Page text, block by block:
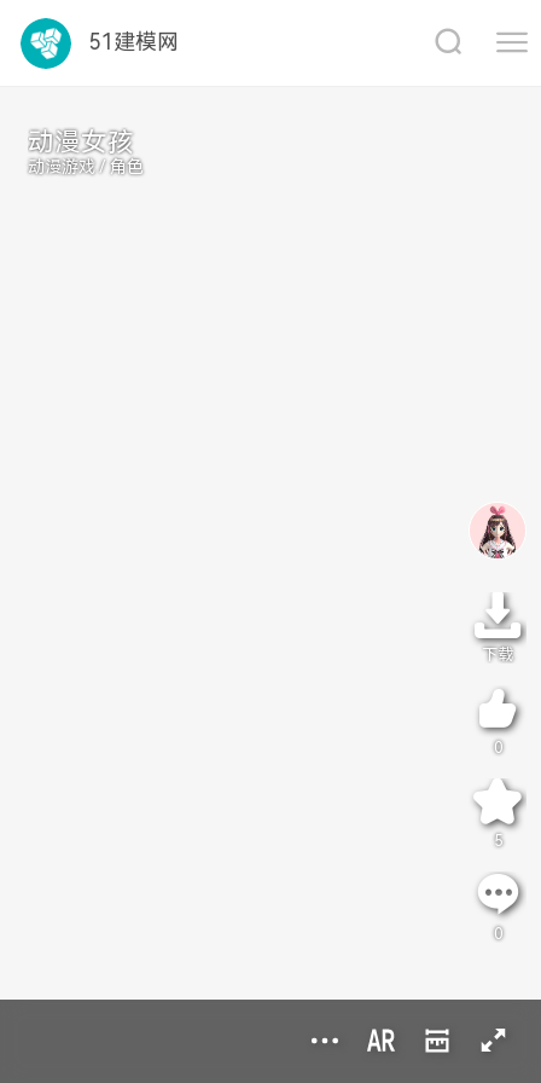
1688
51建模网
动漫女孩
动漫游戏 / 角色
下载
0
5
0